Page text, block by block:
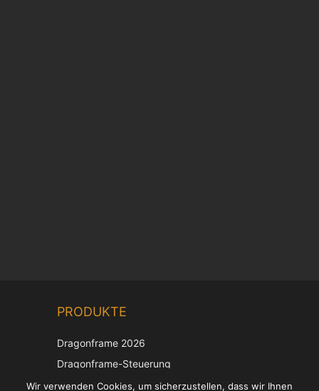
PRODUKTE
Dragonframe 2026
Dragonframe-Steuerung
DDMX-512
Wir verwenden Cookies, um sicherzustellen, dass wir Ihnen
French